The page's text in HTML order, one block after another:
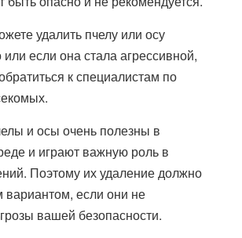
удалить пчелу или осу
если она стала агрессивной,
к специалистам по
и осы очень полезны в
и играют важную роль в
Поэтому их удаление должно
вариантом, если они не
вашей безопасности.